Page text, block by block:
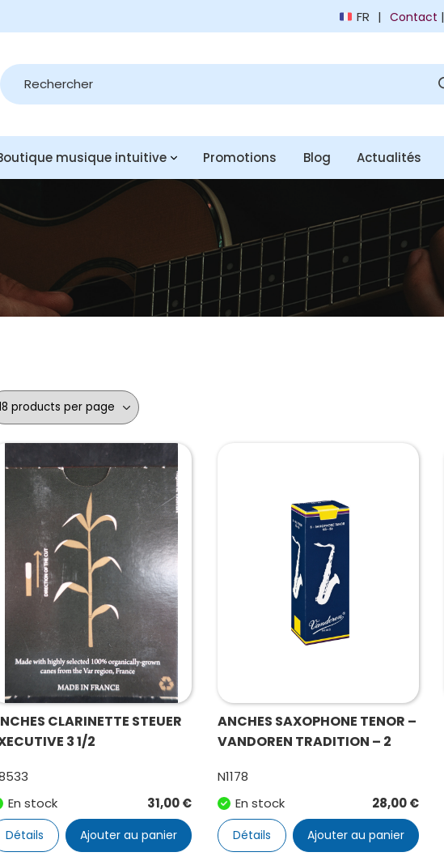
FR Contact |
Recherche
de
produits
musique intuitive Promotions Blog Actualités
CLARINETTE STEUER
3 1/2
En stock
31,00€
Détails Ajouter au panier
ANCHES SAXOPHONE TENOR –
VANDOREN TRADITION – 2
N1178
En stock
28,00€
Détails Ajouter au panier